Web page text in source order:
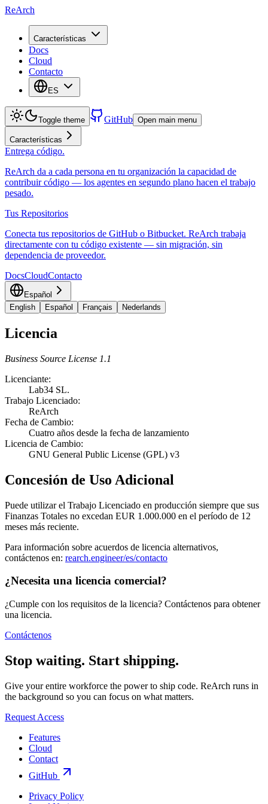
ReArch
Características
Docs
Cloud
Contacto
ES
Toggle theme GitHub Open main menu
Características
Entrega código.
ReArch da a cada persona en tu organización la capacidad de
contribuir código — los agentes en segundo plano hacen el trabajo
pesado.
Tus Repositorios
Conecta tus repositorios de GitHub o Bitbucket. ReArch trabaja
directamente con tu código existente — sin migración, sin
dependencia de proveedor.
DocsCloudContacto
Español
English
Español Français Nederlands
Licencia
Business Source License 1.1
Licenciante:
Lab34 SL.
Trabajo Licenciado:
ReArch
Fecha de Cambio:
Cuatro años desde la fecha de lanzamiento
Licencia de Cambio:
GNU General Public License (GPL) v3
Concesión de Uso Adicional
Puede utilizar el Trabajo Licenciado en producción siempre que sus
Finanzas Totales no excedan EUR 1.000.000 en el período de 12
meses más reciente.
Para información sobre acuerdos de licencia alternativos,
contáctenos en: rearch.engineer/es/contacto
¿Necesita una licencia comercial?
¿Cumple con los requisitos de la licencia? Contáctenos para obtener
una licencia.
Contáctenos
Stop waiting. Start shipping.
Give your entire workforce the power to ship code. ReArch runs in
the background so you can focus on what matters.
Request Access
Features
Cloud
Contact
GitHub
Privacy Policy